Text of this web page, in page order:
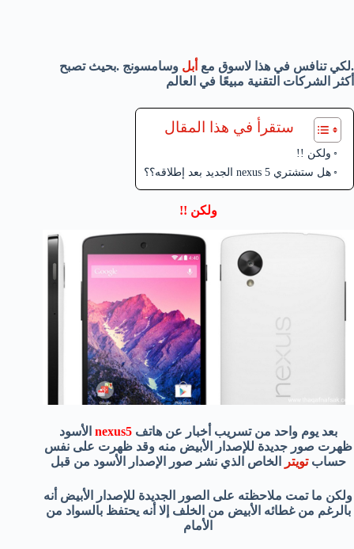
.لكي تنافس في هذا لاسوق مع أبل وسامسونج .بحيث تصبح
أكثر الشركات التقنية مبيعًا في العالم
ستقرأ في هذا المقال
ولكن !!
هل ستشتري nexus 5 الجديد بعد إطلاقه؟؟
ولكن !!
بعد يوم واحد من تسريب أخبار عن هاتفnexus5 الأسود
ظهرت صور جديدة للإصدار الأبيض منه وقد ظهرت على نفس
حسابتويتر الخاص الذي نشر صور الإصدار الأسود من قبل
ولكن ما تمت ملاحظته على الصور الجديدة للإصدار الأبيض أنه
بالرغم من غطائه الأبيض من الخلف إلا أنه يحتفظ بالسواد من
الأمام